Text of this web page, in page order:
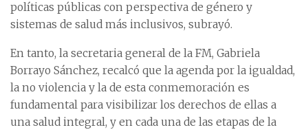
políticas públicas con perspectiva de género y
sistemas de salud más inclusivos, subrayó.
En tanto, la secretaria general de la FM, Gabriela
Borrayo Sánchez, recalcó que la agenda por la igualdad,
la no violencia y la de esta conmemoración es
fundamental para visibilizar los derechos de ellas a
una salud integral, y en cada una de las etapas de la